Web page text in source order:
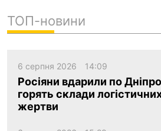
ТОП-новини
6 серпня 2026 14:09
Росіяни вдарили по
горять склади
жертви